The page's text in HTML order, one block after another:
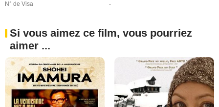
N° de Visa
-
Si vous aimez ce film, vous pourriez
aimer ...